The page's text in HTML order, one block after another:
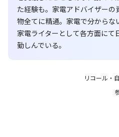
た経験も。家電アドバイザーの
物全てに精通。家電で分から
家電ライターとして各方面にて
勤しんでいる。
リコール・